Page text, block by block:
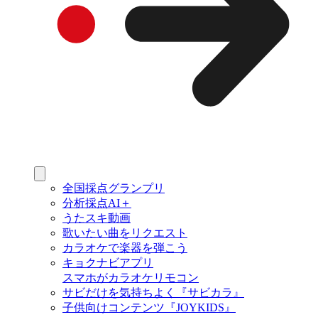
全国採点グランプリ
分析採点AI＋
うたスキ動画
歌いたい曲をリクエスト
カラオケで楽器を弾こう
キョクナビアプリ
スマホがカラオケリモコン
サビだけを気持ちよく『サビカラ』
子供向けコンテンツ『JOYKIDS』